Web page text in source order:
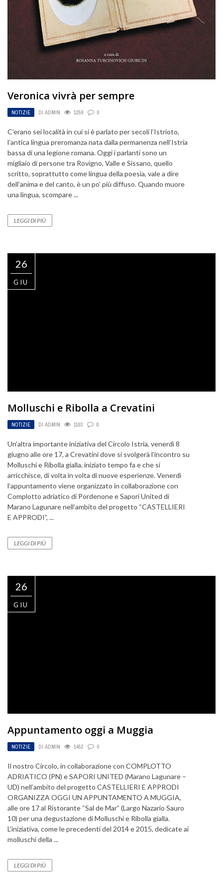
Veronica vivrà per sempre
NOTIZIE DI ADMIN 1259 0
C’erano sei località in cui si è parlato per secoli l’Istrioto,
l’antica lingua preromanza nata dalla permanenza nell’Istria
bassa di una legione romana. Oggi i parlanti sono un
migliaio di persone tra Rovigno, Valle e Sissano, quello
scritto, soprattutto come lingua della poesia, vale a dire
dell’anima e del canto, è un po’ più diffuso. Quando muore
una lingua, scompare ...
LEGGI DI PIÙ
26
GIU
Molluschi e Ribolla a Crevatini
NOTIZIE DI ADMIN 1103 0
Un’altra importante iniziativa del Circolo Istria, venerdì 8
giugno alle ore 17, a Crevatini dove si svolgerà l’incontro su
Molluschi e Ribolla gialla, iniziato tempo fa e che si
arricchisce, di volta in volta di nuove esperienze. Venerdì
l’appuntamento viene organizzato in collaborazione con
Complotto adriatico di Pordenone e Sapori United di
Marano Lagunare nell’ambito del progetto “CASTELLIERI
E APPRODI”, ...
LEGGI DI PIÙ
26
GIU
Appuntamento oggi a Muggia
NOTIZIE DI ADMIN 1452 0
Il nostro Circolo, in collaborazione con COMPLOTTO
ADRIATICO (PN) e SAPORI UNITED (Marano Lagunare –
UD) nell’ambito del progetto CASTELLIERI E APPRODI
ORGANIZZA OGGI UN APPUNTAMENTO A MUGGIA,
alle ore 17 al Ristorante “Sal de Mar” (Largo Nazario Sauro
10) per una degustazione di Molluschi e Ribolla gialla.
L’iniziativa, come le precedenti del 2014 e 2015, dedicate ai
molluschi della ...
LEGGI DI PIÙ